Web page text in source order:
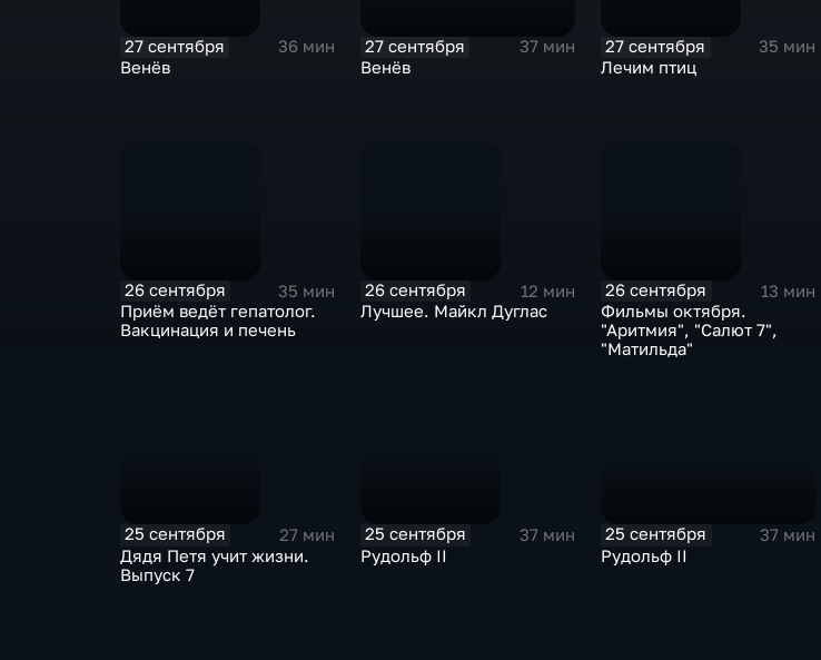
27 сентября
36 мин
Венёв
27 сентября
37 мин
Венёв
27 сентября
35 мин
Лечим птиц
26 сентября
35 мин
Приём ведёт гепатолог.
Вакцинация и печень
26 сентября
12 мин
Лучшее. Майкл Дуглас
26 сентября
13 мин
Фильмы октября.
"Аритмия", "Салют 7",
"Матильда"
25 сентября
27 мин
Дядя Петя учит жизни.
Выпуск 7
25 сентября
37 мин
Рудольф II
25 сентября
37 мин
Рудольф II